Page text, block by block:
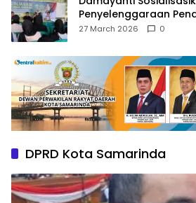
Penyelenggaraan
dan Wawasan
27 March 2026 0
DPRD Kota Samarinda